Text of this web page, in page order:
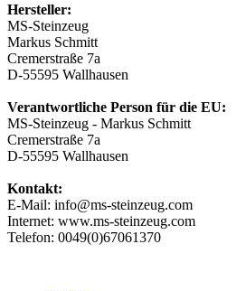
Hersteller:
MS-Steinzeug
Markus Schmitt
Cremerstraße 7a
D-55595 Wallhausen
Verantwortliche Person für die EU:
MS-Steinzeug - Markus Schmitt
Cremerstraße 7a
D-55595 Wallhausen
Kontakt:
E-Mail: info@ms-steinzeug.com
Internet: www.ms-steinzeug.com
Telefon: 0049(0)67061370